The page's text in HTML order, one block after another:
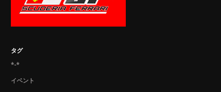
タグ
*-*
イベント